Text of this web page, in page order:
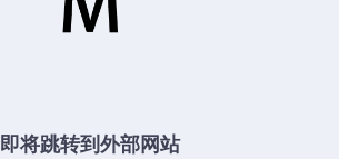
即将跳转到外部网站